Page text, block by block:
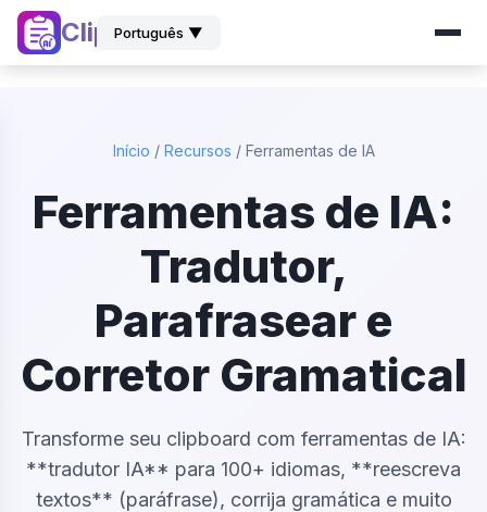
ClipZPortuguês ▼
Início / Recursos / Ferramentas de IA
Ferramentas de IA:
Tradutor,
Parafrasear e
Corretor Gramatical
Transforme seu clipboard com ferramentas de IA:
**tradutor IA** para 100+ idiomas, **reescreva
textos** (paráfrase), corrija gramática e muito